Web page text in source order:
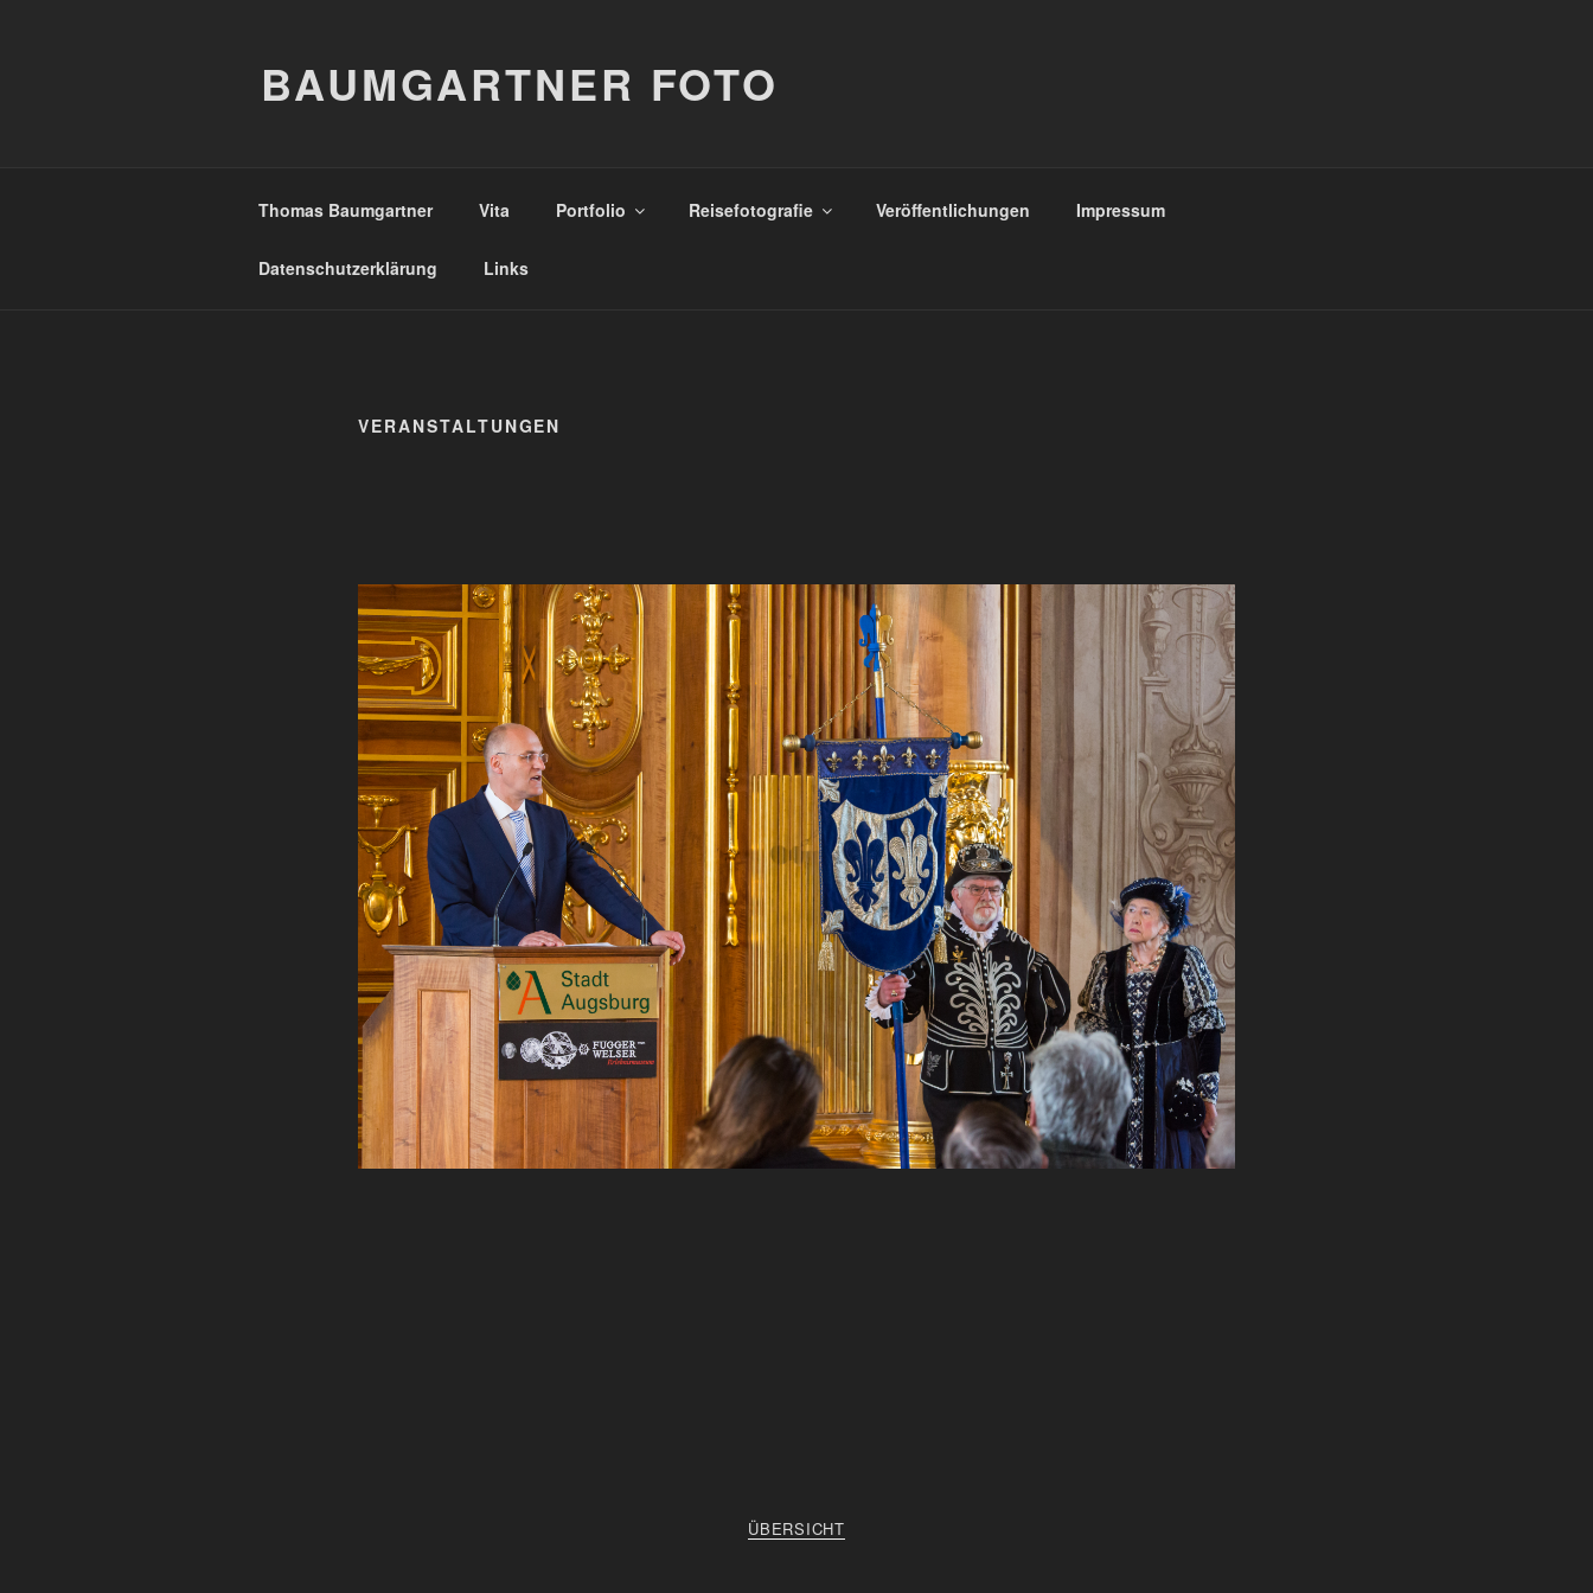
BAUMGARTNER FOTO
Thomas Baumgartner Vita Portfolio Reisefotografie Veröffentlichungen Impressum
Datenschutzerklärung Links
VERANSTALTUNGEN
ÜBERSICHT